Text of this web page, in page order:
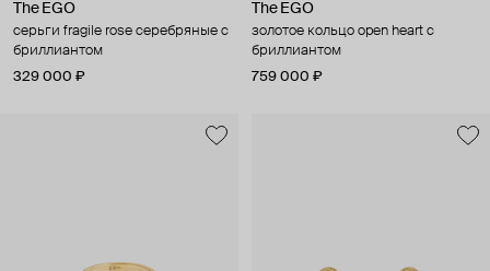
The EGO
серьги fragile rose серебряные с
бриллиантом
329 000 ₽
The EGO
золотое кольцо open heart с
бриллиантом
759 000 ₽